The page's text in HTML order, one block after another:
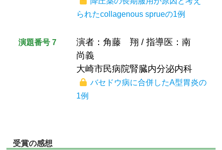
られたcollagenous sprueの1例
演題番号 7
演者：角藤 翔 / 指導医：南
尚義
大崎市民病院腎臓内分泌内科
バセドウ病に合併したA型胃炎の
1例
受賞の感想